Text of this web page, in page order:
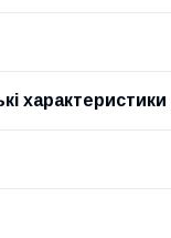
характеристики